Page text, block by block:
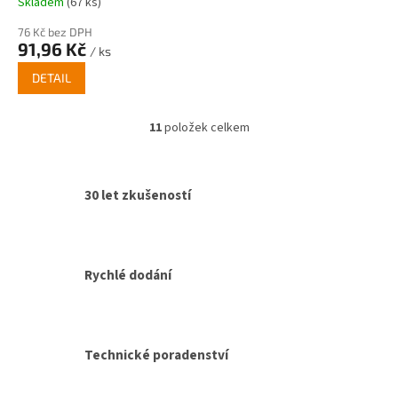
76 Kč bez DPH
91,96 Kč / ks
DETAIL
O
v
11položek celkem
30 let zkušeností
Rychlé dodání
Technické poradenství